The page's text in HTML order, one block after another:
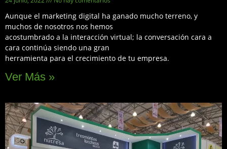
Aunque el marketing digital ha ganado mucho terreno, y
muchos de nosotros nos hemos
acostumbrado a la interacción virtual; la conversación cara a
cara continúa siendo una gran
herramienta para el crecimiento de tu empresa.
Ver Más »